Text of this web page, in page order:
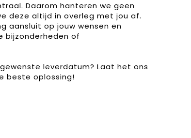
Daarom hanteren we geen
deze altijd in overleg met jou af.
aansluit op jouw wensen en
bijzonderheden of
leverdatum? Laat het ons
beste oplossing!